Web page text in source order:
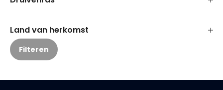
Land van herkomst
Filteren